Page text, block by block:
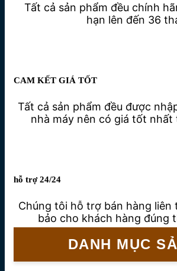
Tất cả sản phẩm đều chính
hạn lên đến 36
CAM KẾT GIÁ TỐT
Tất cả sản phẩm đều được
nhà máy nên có giá tốt
hỗ trợ 24/24
Chúng tôi hỗ trợ bán hàng liên
bảo cho khách hàng đúng
DANH MỤC